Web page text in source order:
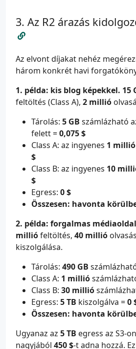
Az R2 árazás
Az elvont díjakat nehéz
három konkrét havi
1. példa: kis blog képekkel. 15
feltöltés (Class A), 2 millió
Tárolás: 5 GB számlázható
felett =0,075 $
Class A: az ingyenes 1 millió
$
Class B: az ingyenes 10
$
Egress: 0 $
Összesen: havonta
2. példa: forgalmas
milliófeltöltés, 40 millió
kiszolgálása.
Tárolás: 490 GB
Class A: 1 millió
Class B: 30 millió
Egress: 5 TB kiszolgálva =0
Összesen: havonta
Ugyanaz az 5 TB egress az S3-
nagyjából 450 $-t adna hozzá.